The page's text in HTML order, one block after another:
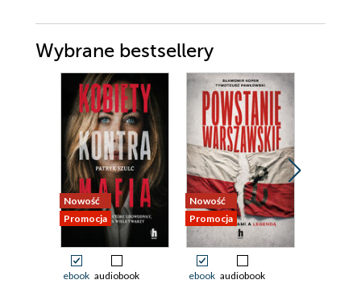
Wybrane bestsellery
Nowość
Promocja
ebook audiobook
Nowość
Promocja
ebook audiobook